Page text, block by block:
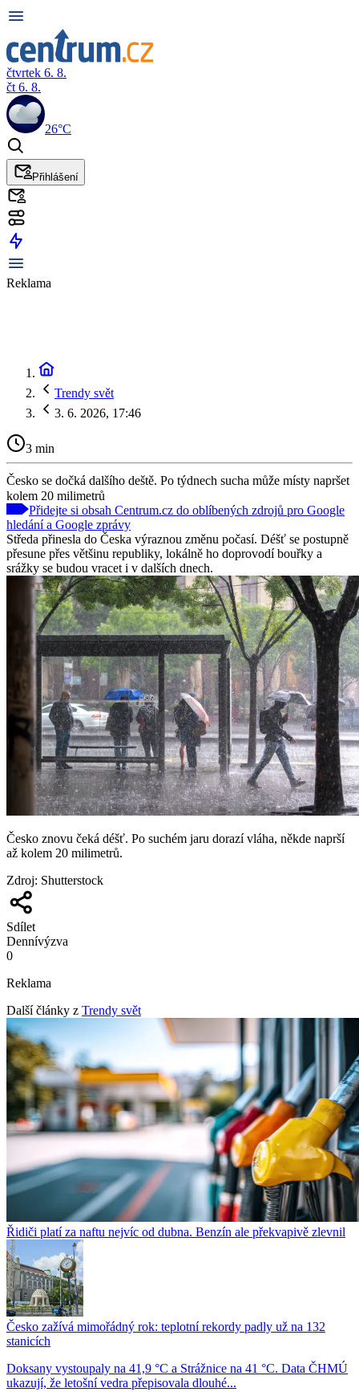
čtvrtek 6. 8.
čt 6. 8.
26°C
Přihlášení
Reklama
Trendy svět
3. 6. 2026, 17:46
3 min
Česko se dočká dalšího deště. Po týdnech sucha může místy napršet
kolem 20 milimetrů
Přidejte si obsah Centrum.cz do oblíbených zdrojů pro Google
hledání a Google zprávy
Středa přinesla do Česka výraznou změnu počasí. Déšť se postupně
přesune přes většinu republiky, lokálně ho doprovodí bouřky a
srážky se budou vracet i v dalších dnech.
Česko znovu čeká déšť. Po suchém jaru dorazí vláha, někde naprší
až kolem 20 milimetrů.
Zdroj: Shutterstock
Sdílet
Dennívýzva
0
Reklama
Další články z Trendy svět
Řidiči platí za naftu nejvíc od dubna. Benzín ale překvapivě zlevnil
Česko zažívá mimořádný rok: teplotní rekordy padly už na 132
stanicích
Doksany vystoupaly na 41,9 °C a Strážnice na 41 °C. Data ČHMÚ
ukazují, že letošní vedra přepisovala dlouhé...